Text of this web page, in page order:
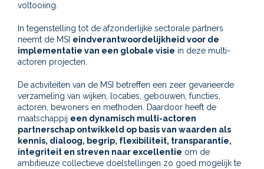
voltooiing.
In tegenstelling tot de afzonderlijke sectorale partners
neemt de MSI eindverantwoordelijkheid voor de
implementatie van een globale visie in deze multi-
actoren projecten.
De activiteiten van de MSI betreffen een zeer gevarieerde
verzameling van wijken, locaties, gebouwen, functies,
actoren, bewoners en methoden. Daardoor heeft de
maatschappij een dynamisch multi-actoren
partnerschap ontwikkeld op basis van waarden als
kennis, dialoog, begrip, flexibiliteit, transparantie,
integriteit en streven naar excellentie om de
ambitieuze collectieve doelstellingen zo goed mogelijk te